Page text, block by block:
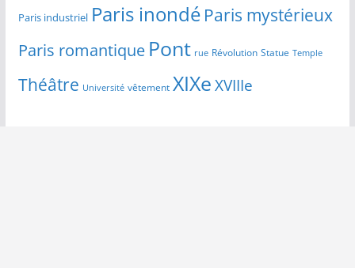
Paris industriel Paris inondé Paris mystérieux
Paris romantique Pont rue Révolution Statue Temple
Théâtre Université vêtement XIXeXVIIIe